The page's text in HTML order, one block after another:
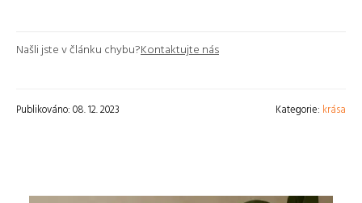
Našli jste v článku chybu?Kontaktujte nás
Publikováno: 08. 12. 2023 Kategorie: krása